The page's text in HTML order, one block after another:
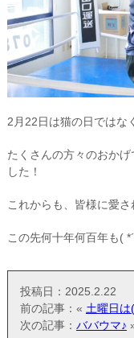
2月22日は猫の日ではな
たくさんの方々のおか
した！
これからも、皆様に愛
この先何十年何百年も(
投稿日：2025.2.22
前の記事：« 土曜日
次の記事： ババウマ♪